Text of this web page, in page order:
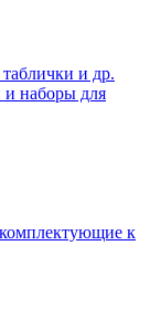
и др.
и наборы для
к